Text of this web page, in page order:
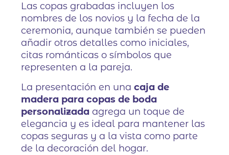
Las copas grabadas incluyen los
nombres de los novios y la fecha de la
ceremonia, aunque también se pueden
añadir otros detalles como iniciales,
citas románticas o símbolos que
representen a la pareja.
La presentación en unacaja de
madera para copas de boda
personalizada agrega un toque de
elegancia y es ideal para mantener las
copas seguras y a la vista como parte
de la decoración del hogar.